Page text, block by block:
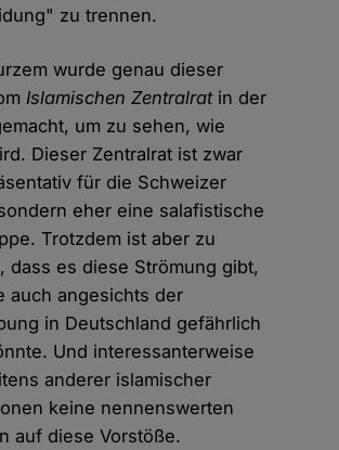
zu trennen.
wurde genau dieser
Islamischen Zentralratin der
um zu sehen, wie
Dieser Zentralrat ist zwar
für die Schweizer
eher eine salafistische
Trotzdem ist aber zu
dass es diese Strömung gibt,
auch angesichts der
in Deutschland gefährlich
Und interessanterweise
anderer islamischer
keine nennenswerten
auf diese Vorstöße.